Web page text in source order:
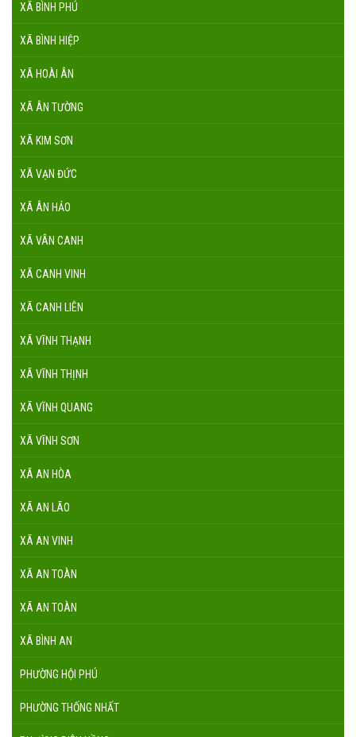
XÃ BÌNH PHÚ
XÃ BÌNH HIỆP
XÃ HOÀI ÂN
XÃ ÂN TƯỜNG
XÃ KIM SƠN
XÃ VẠN ĐỨC
XÃ ÂN HẢO
XÃ VÂN CANH
XÃ CANH VINH
XÃ CANH LIÊN
XÃ VĨNH THẠNH
XÃ VĨNH THỊNH
XÃ VĨNH QUANG
XÃ VĨNH SƠN
XÃ AN HÒA
XÃ AN LÃO
XÃ AN VINH
XÃ AN TOÀN
XÃ AN TOÀN
XÃ BÌNH AN
PHƯỜNG HỘI PHÚ
PHƯỜNG THỐNG NHẤT